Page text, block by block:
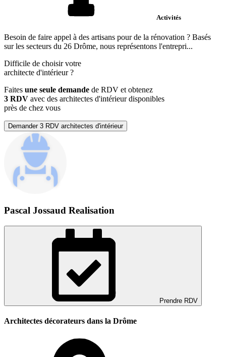
Activités
Besoin de faire appel à des artisans pour de la rénovation ? Basés
sur les secteurs du 26 Drôme, nous représentons l'entrepri...
Difficile de choisir votre
architecte d'intérieur?
Faites une seule demande de RDV et obtenez
3 RDV avec des architectes d'intérieur disponibles
près de chez vous
Demander 3 RDV architectes d'intérieur
Pascal Jossaud Realisation
Prendre RDV
Architectes décorateurs dans la Drôme